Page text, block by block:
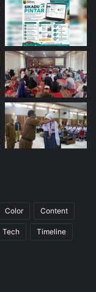
Color Content
Tech Timeline